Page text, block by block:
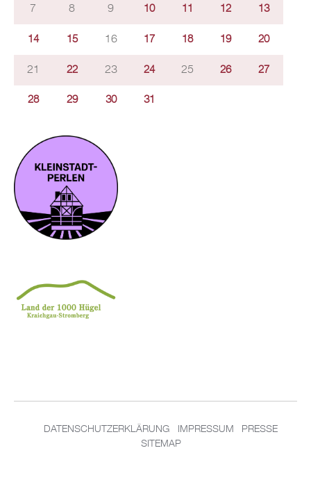
7 8 9 10 11 12 13
14 15 16 17 18 19 20
21 22 23 24 25 26 27
28 29 30 31
DATENSCHUTZERKLÄRUNG IMPRESSUM
PRESSE
SITEMAP